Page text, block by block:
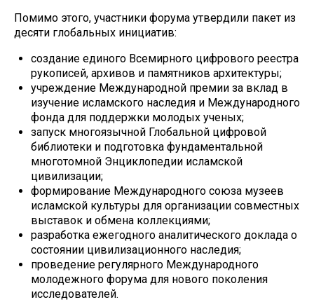
Помимо этого, участники форума утвердили пакет из
десяти глобальных инициатив:
создание единого Всемирного цифрового реестра
рукописей, архивов и памятников архитектуры;
учреждение Международной премии за вклад в
изучение исламского наследия и Международного
фонда для поддержки молодых ученых;
запуск многоязычной Глобальной цифровой
библиотеки и подготовка фундаментальной
многотомной Энциклопедии исламской
цивилизации;
формирование Международного союза музеев
исламской культуры для организации совместных
выставок и обмена коллекциями;
разработка ежегодного аналитического доклада о
состоянии цивилизационного наследия;
проведение регулярного Международного
молодежного форума для нового поколения
исследователей.